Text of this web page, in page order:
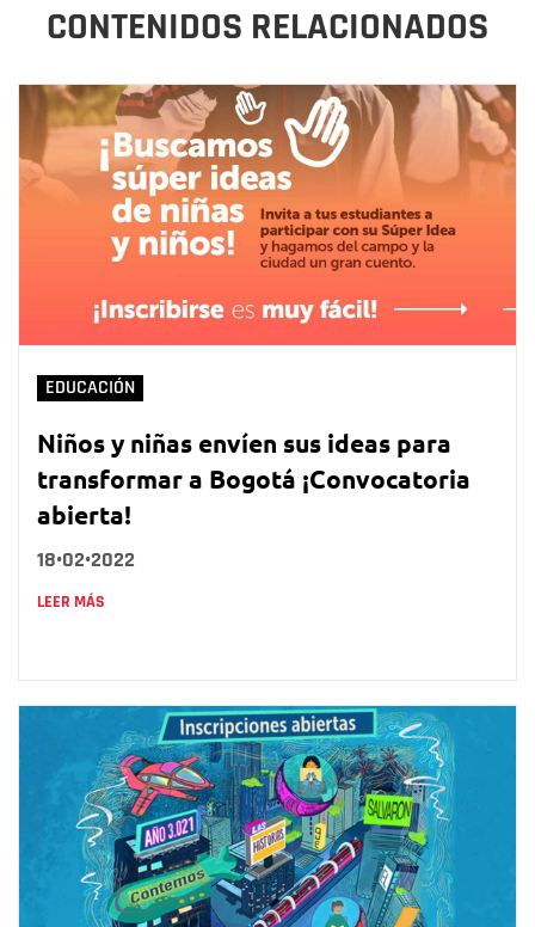
CONTENIDOS RELACIONADOS
EDUCACIÓN
Niños y niñas envíen sus ideas para
transformar a Bogotá ¡Convocatoria
abierta!
18•02•2022
LEER MÁS